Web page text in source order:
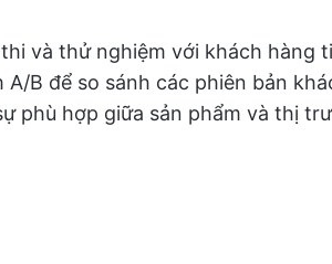
và thử nghiệm với khách hàng
B để so sánh các phiên bản
phù hợp giữa sản phẩm và thị